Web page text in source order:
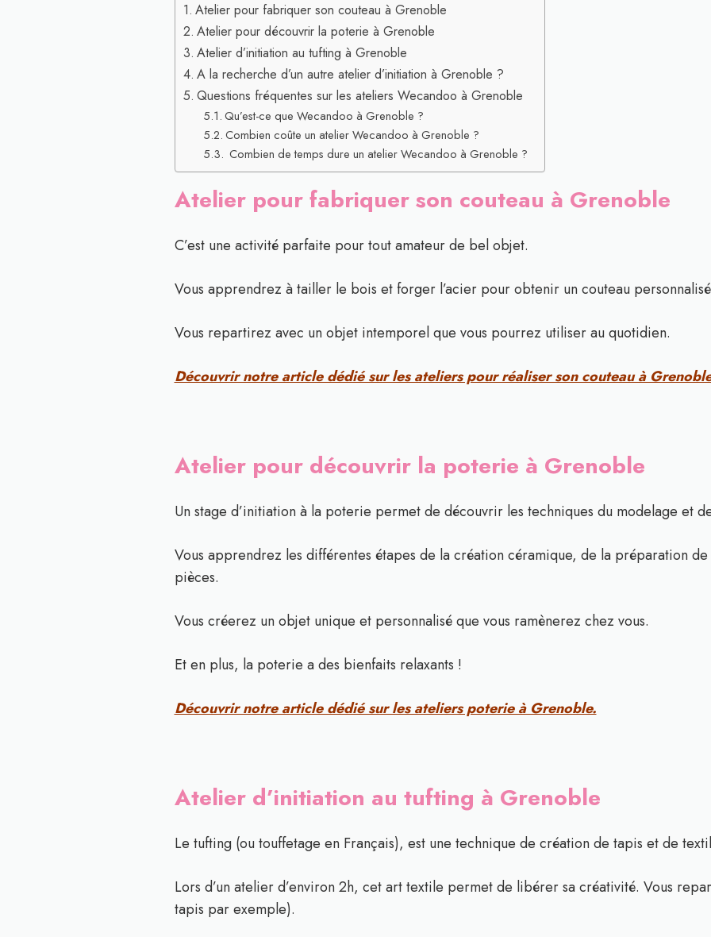
Atelier pour fabriquer son couteau à Grenoble
Atelier pour découvrir la poterie à Grenoble
Atelier d’initiation au tufting à Grenoble
A la recherche d’un autre atelier d’initiation à Grenoble ?
Questions fréquentes sur les ateliers Wecandoo à Grenoble
Qu’est-ce que Wecandoo à Grenoble ?
Combien coûte un atelier Wecandoo à Grenoble ?
Combien de temps dure un atelier Wecandoo à Grenoble ?
Atelier pour fabriquer son couteau à Grenoble
C’est une activité parfaite pour tout amateur de bel objet.
Vous apprendrez à tailler le bois et forger l’acier pour obtenir un couteau
Vous repartirez avec un objet intemporel que vous pourrez utiliser au quotidien.
Découvrir notre article dédié sur les ateliers pour réaliser son couteau à
Atelier pour découvrir la poterie à Grenoble
Un stage d’initiation à la poterie permet de découvrir les techniques du modelage et
Vous apprendrez les différentes étapes de la création céramique, de la préparation de
pièces.
Vous créerez un objet unique et personnalisé que vous ramènerez chez vous.
Et en plus, la poterie a des bienfaits relaxants !
Découvrir notre article dédié sur les ateliers poterie à Grenoble.
Atelier d’initiation au tufting à Grenoble
Le tufting (ou touffetage en Français), est une technique de création de tapis et de
Lors d’un atelier d’environ 2h, cet art textile permet de libérer sa créativité. Vous
tapis par exemple).